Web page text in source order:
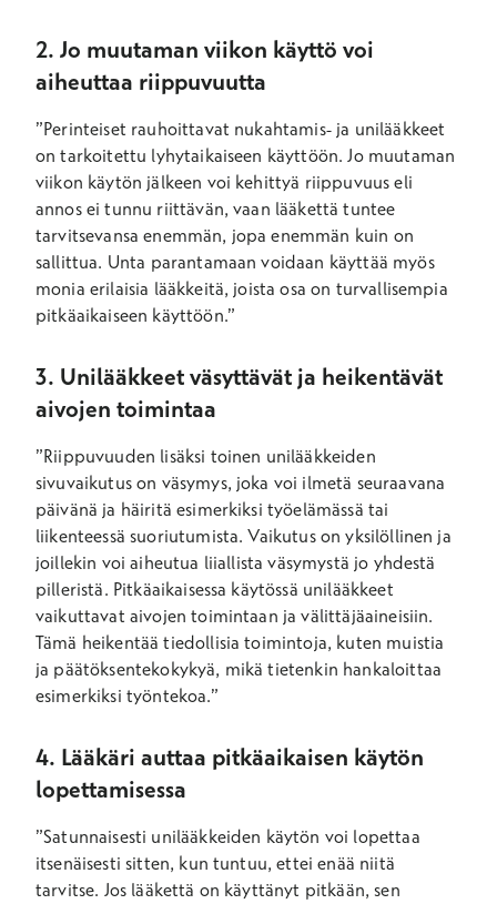
2. Jo muutaman viikon käyttö voi
aiheuttaa riippuvuutta
”Perinteiset rauhoittavat nukahtamis- ja unilääkkeet
on tarkoitettu lyhytaikaiseen käyttöön. Jo muutaman
viikon käytön jälkeen voi kehittyä riippuvuus eli
annos ei tunnu riittävän, vaan lääkettä tuntee
tarvitsevansa enemmän, jopa enemmän kuin on
sallittua. Unta parantamaan voidaan käyttää myös
monia erilaisia lääkkeitä, joista osa on turvallisempia
pitkäaikaiseen käyttöön.”
3. Unilääkkeet väsyttävät ja heikentävät
aivojen toimintaa
”Riippuvuuden lisäksi toinen unilääkkeiden
sivuvaikutus on väsymys, joka voi ilmetä seuraavana
päivänä ja häiritä esimerkiksi työelämässä tai
liikenteessä suoriutumista. Vaikutus on yksilöllinen ja
joillekin voi aiheutua liiallista väsymystä jo yhdestä
pilleristä. Pitkäaikaisessa käytössä unilääkkeet
vaikuttavat aivojen toimintaan ja välittäjäaineisiin.
Tämä heikentää tiedollisia toimintoja, kuten muistia
ja päätöksentekokykyä, mikä tietenkin hankaloittaa
esimerkiksi työntekoa.”
4. Lääkäri auttaa pitkäaikaisen käytön
lopettamisessa
”Satunnaisesti unilääkkeiden käytön voi lopettaa
itsenäisesti sitten, kun tuntuu, ettei enää niitä
tarvitse. Jos lääkettä on käyttänyt pitkään, sen